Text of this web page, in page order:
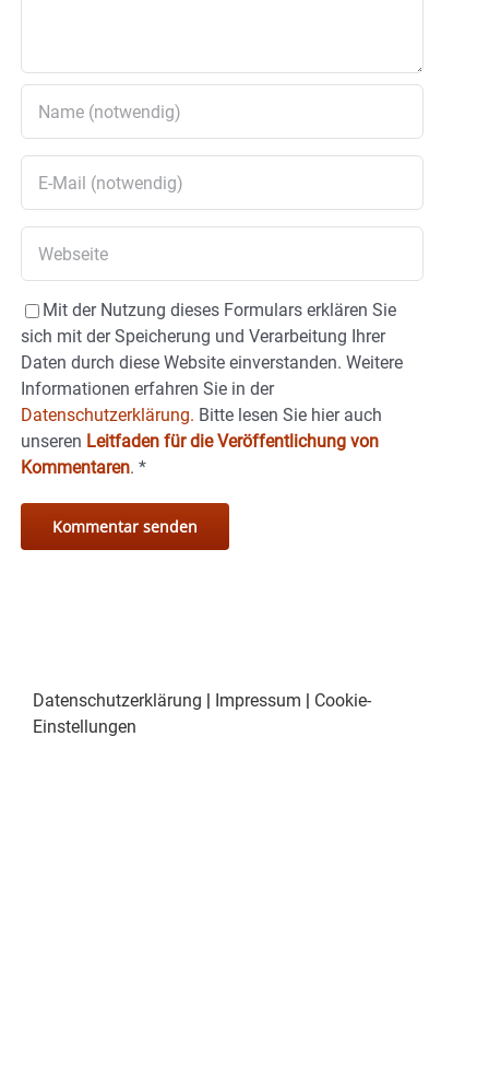
Mit der Nutzung dieses Formulars erklären Sie
sich mit der Speicherung und Verarbeitung Ihrer
Daten durch diese Website einverstanden. Weitere
Informationen erfahren Sie in der
Datenschutzerklärung. Bitte lesen Sie hier auch
unseren Leitfaden für die Veröffentlichung von
Kommentaren. *
Datenschutzerklärung Impressum
Cookie-
Einstellungen